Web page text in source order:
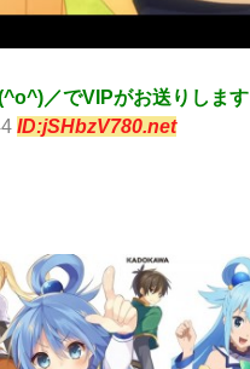
／でVIPがお送りします
ID:jSHbzV780.net